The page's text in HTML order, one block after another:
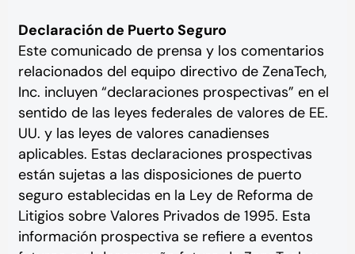
Declaración de Puerto Seguro
Este comunicado de prensa y los comentarios
relacionados del equipo directivo de ZenaTech,
Inc. incluyen “declaraciones prospectivas” en el
sentido de las leyes federales de valores de EE.
UU. y las leyes de valores canadienses
aplicables. Estas declaraciones prospectivas
están sujetas a las disposiciones de puerto
seguro establecidas en la Ley de Reforma de
Litigios sobre Valores Privados de 1995. Esta
información prospectiva se refiere a eventos